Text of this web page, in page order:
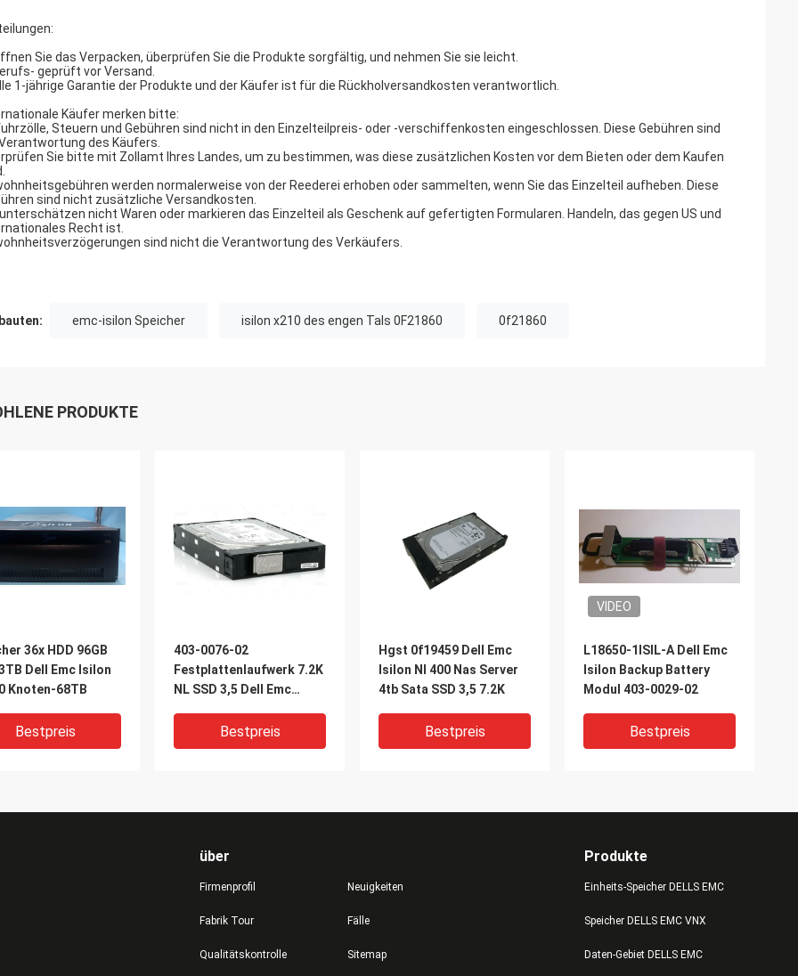
Sie das Verpacken, überprüfen Sie die Produkte sorgfältig, und nehmen Sie sie leicht.
geprüft vor Versand.
1-jährige Garantie der Produkte und der Käufer ist für die Rückholversandkosten verantwortlich.
Käufer merken bitte:
Steuern und Gebühren sind nicht in den Einzelteilpreis- oder -verschiffenkosten eingeschlossen. Diese Gebühren sind
des Käufers.
Sie bitte mit Zollamt Ihres Landes, um zu bestimmen, was diese zusätzlichen Kosten vor dem Bieten oder dem Kaufen
werden normalerweise von der Reederei erhoben oder sammelten, wenn Sie das Einzelteil aufheben. Diese
sind nicht zusätzliche Versandkosten.
nicht Waren oder markieren das Einzelteil als Geschenk auf gefertigten Formularen. Handeln, das gegen US und
Recht ist.
sind nicht die Verantwortung des Verkäufers.
emc-isilon Speicher isilon x210 des engen Tals 0F21860 0f21860
PRODUKTE
36x HDD 96GB
Dell Emc Isilon
Knoten-68TB
Bestpreis
403-0076-02
Festplattenlaufwerk 7.2K
NL SSD 3,5 Dell Emc
Bestpreis
Hgst 0f19459 Dell Emc
Isilon Nl 400 Nas Server
4tb Sata SSD 3,5 7.2K
Bestpreis
VIDEO
L18650-1ISIL-A Dell Emc
Isilon Backup Battery
Modul 403-0029-02
Bestpreis
über
Firmenprofil
Fabrik Tour
Qualitätskontrolle
Neuigkeiten
Fälle
Sitemap
Produkte
Einheits-Speicher DELLS EMC
Speicher DELLS EMC VNX
Daten-Gebiet DELLS EMC